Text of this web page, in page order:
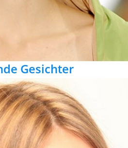
Gesichter